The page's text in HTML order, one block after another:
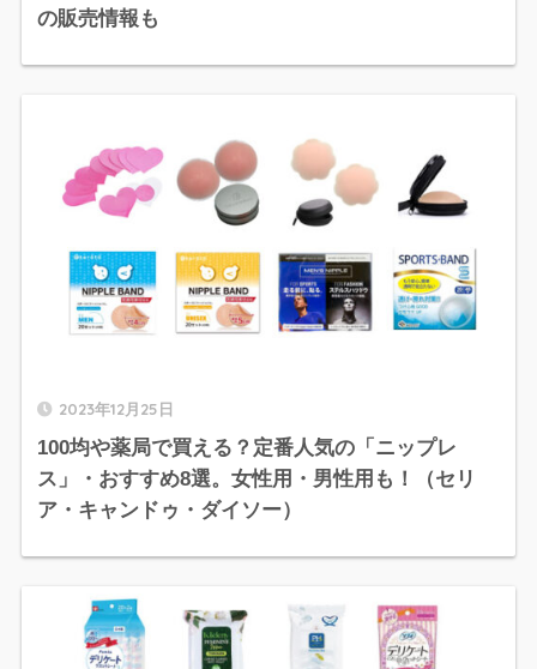
の販売情報も
2023年12月25日
100均や薬局で買える？定番人気の「ニップレ
ス」・おすすめ8選。女性用・男性用も！（セリ
ア・キャンドゥ・ダイソー）